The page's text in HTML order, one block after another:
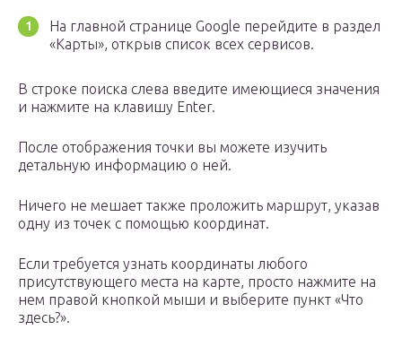
На главной странице Google перейдите в раздел
«Карты», открыв список всех сервисов.
В строке поиска слева введите имеющиеся значения
и нажмите на клавишу Enter.
После отображения точки вы можете изучить
детальную информацию о ней.
Ничего не мешает также проложить маршрут, указав
одну из точек с помощью координат.
Если требуется узнать координаты любого
присутствующего места на карте, просто нажмите на
нем правой кнопкой мыши и выберите пункт «Что
здесь?».